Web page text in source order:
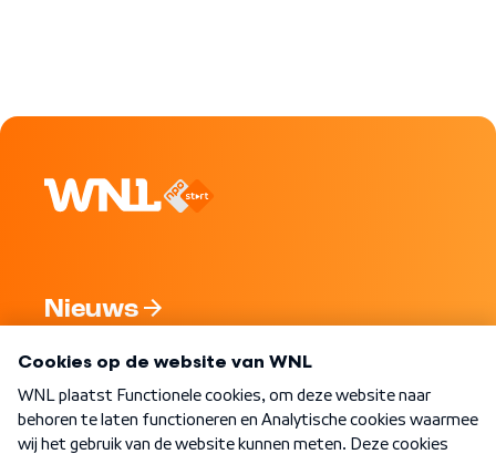
Nieuws
Nieuwsbrief